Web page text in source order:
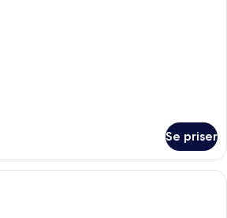
Se priser